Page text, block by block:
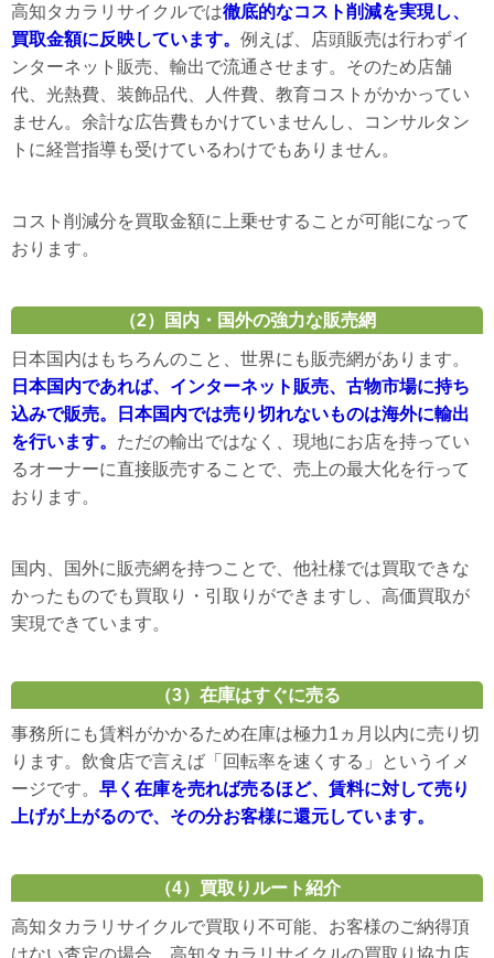
高知タカラリサイクルでは徹底的なコスト削減を実現し、
買取金額に反映しています。 例えば、店頭販売は行わずイ
ンターネット販売、輸出で流通させます。そのため店舗
代、光熱費、装飾品代、人件費、教育コストがかかってい
ません。余計な広告費もかけていませんし、コンサルタン
トに経営指導も受けているわけでもありません。
コスト削減分を買取金額に上乗せすることが可能になって
おります。
（2）国内・国外の強力な販売網
日本国内はもちろんのこと、世界にも販売網があります。
日本国内であれば、インターネット販売、古物市場に持ち
込みで販売。日本国内では売り切れないものは海外に輸出
を行います。 ただの輸出ではなく、現地にお店を持ってい
るオーナーに直接販売することで、売上の最大化を行って
おります。
国内、国外に販売網を持つことで、他社様では買取できな
かったものでも買取り・引取りができますし、高価買取が
実現できています。
（3）在庫はすぐに売る
事務所にも賃料がかかるため在庫は極力1ヵ月以内に売り切
ります。飲食店で言えば「回転率を速くする」というイメ
ージです。 早く在庫を売れば売るほど、賃料に対して売り
上げが上がるので、その分お客様に還元しています。
（4）買取りルート紹介
高知タカラリサイクルで買取り不可能、お客様のご納得頂